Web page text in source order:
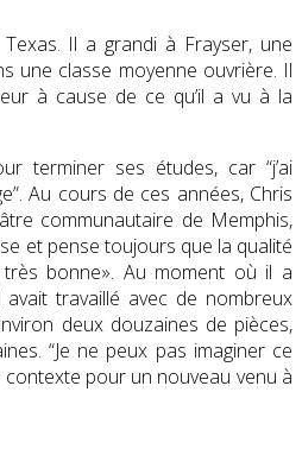
Il a grandi à Frayser, une
une classe moyenne ouvrière. Il
à cause de ce qu’il a vu à la
terminer ses études, car “j’ai
Au cours de ces années, Chris
communautaire de Memphis,
et pense toujours que la qualité
bonne». Au moment où il a
travaillé avec de nombreux
deux douzaines de pièces,
“Je ne peux pas imaginer ce
pour un nouveau venu à